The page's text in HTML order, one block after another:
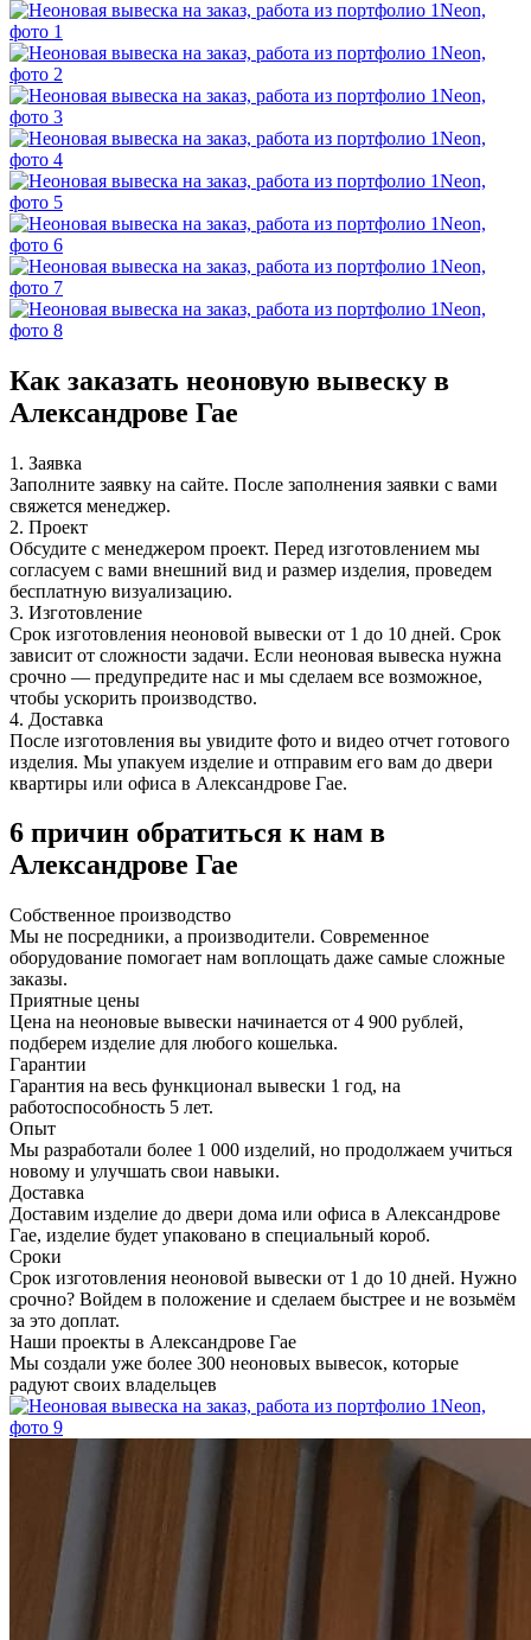
Как заказать неоновую вывеску в
Александрове Гае
1. Заявка
Заполните заявку на сайте. После заполнения заявки с вами
свяжется менеджер.
2. Проект
Обсудите с менеджером проект. Перед изготовлением мы
согласуем с вами внешний вид и размер изделия, проведем
бесплатную визуализацию.
3. Изготовление
Срок изготовления неоновой вывески от 1 до 10 дней. Срок
зависит от сложности задачи. Если неоновая вывеска нужна
срочно — предупредите нас и мы сделаем все возможное,
чтобы ускорить производство.
4. Доставка
После изготовления вы увидите фото и видео отчет готового
изделия. Мы упакуем изделие и отправим его вам до двери
квартиры или офиса в Александрове Гае.
6 причин обратиться к нам в
Александрове Гае
Собственное производство
Мы не посредники, а производители. Современное
оборудование помогает нам воплощать даже самые сложные
заказы.
Приятные цены
Цена на неоновые вывески начинается от 4 900 рублей,
подберем изделие для любого кошелька.
Гарантии
Гарантия на весь функционал вывески 1 год, на
работоспособность 5 лет.
Опыт
Мы разработали более 1 000 изделий, но продолжаем учиться
новому и улучшать свои навыки.
Доставка
Доставим изделие до двери дома или офиса в Александрове
Гае, изделие будет упаковано в специальный короб.
Сроки
Срок изготовления неоновой вывески от 1 до 10 дней. Нужно
срочно? Войдем в положение и сделаем быстрее и не возьмём
за это доплат.
Наши проекты в Александрове Гае
Мы создали уже более 300 неоновых вывесок, которые
радуют своих владельцев